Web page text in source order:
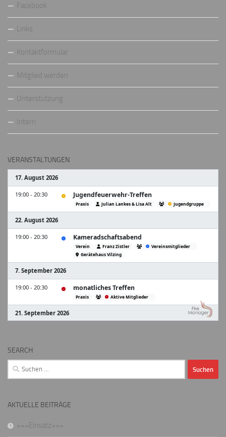
Facebook
Links
Kontaktformular
Mitglied werden
Unterstützung
Intern
VERANSTALTUNGEN
SEARCH
Suchen
nach:
AKTUELLE BEITRÄGE
+++Einsatz+++